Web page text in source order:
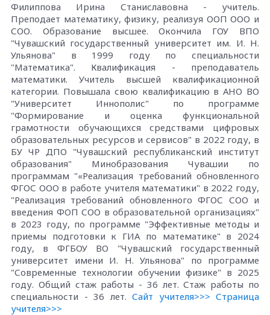
Филиппова Ирина Станиславовна - учитель.
Преподает математику, физику, реализуя ООП ООО и
СОО. Образование высшее. Окончила ГОУ ВПО
"Чувашский государственный университет им. И. Н.
Ульянова" в 1999 году по специальности
"Математика". Квалификация - преподаватель
математики. Учитель высшей квалификационной
категории. Повышала свою квалификацию в АНО ВО
"Университет Иннополис" по программе
"Формирование и оценка функциональной
грамотности обучающихся средствами цифровых
образовательных ресурсов и сервисов" в 2022 году, в
БУ ЧР ДПО "Чувашский республиканский институт
образования" Минобразования Чувашии по
программам "«Реализация требований обновленного
ФГОС ООО в работе учителя математики" в 2022 году,
"Реализация требований обновленного ФГОС СОО и
введения ФОП СОО в образовательной организациях"
в 2023 году, по программе "Эффективные методы и
приемы подготовки к ГИА по математике" в 2024
году, в ФГБОУ ВО "Чувашский государственный
университет имени И. Н. Ульянова" по программе
"Современные технологии обучении физике" в 2025
году. Общий стаж работы - 36 лет. Стаж работы по
специальности - 36 лет. Сайт учителя>>> Страница
учителя>>>